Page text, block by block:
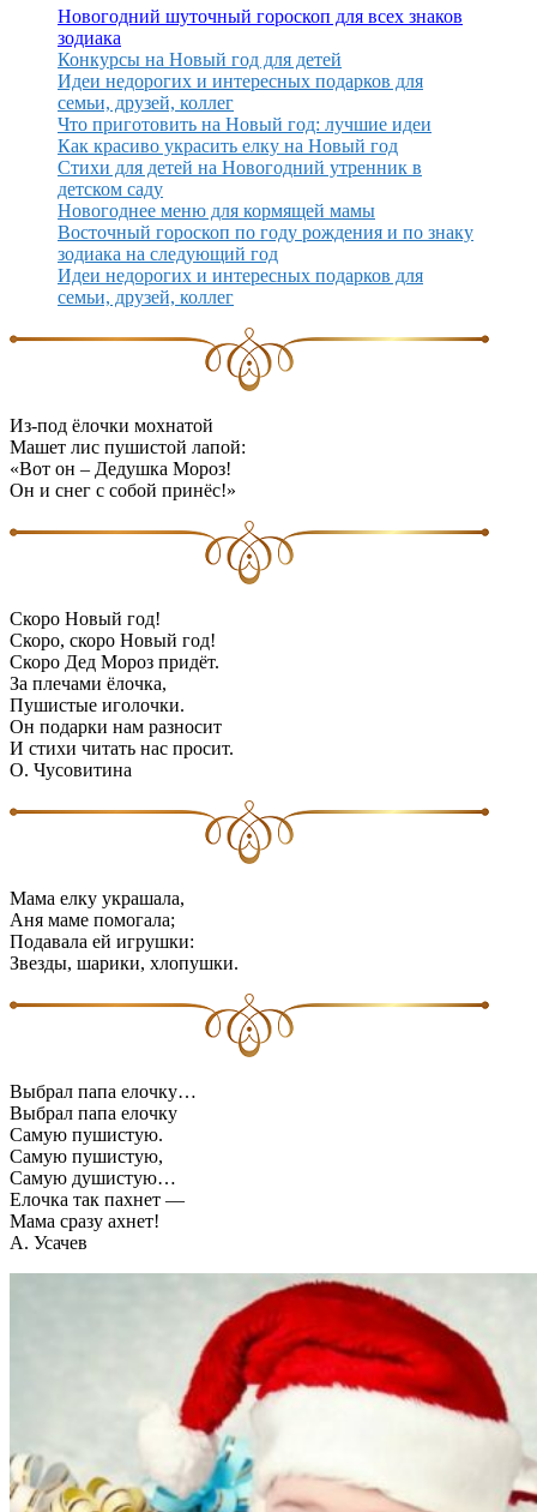
Новогодний шуточный гороскоп для всех знаков
зодиака
Конкурсы на Новый год для детей
Идеи недорогих и интересных подарков для
семьи, друзей, коллег
Что приготовить на Новый год: лучшие идеи
Как красиво украсить елку на Новый год
Стихи для детей на Новогодний утренник в
детском саду
Новогоднее меню для кормящей мамы
Восточный гороскоп по году рождения и по знаку
зодиака на следующий год
Идеи недорогих и интересных подарков для
семьи, друзей, коллег
Из-под ёлочки мохнатой
Машет лис пушистой лапой:
«Вот он – Дедушка Мороз!
Он и снег с собой принёс!»
Скоро Новый год!
Скоро, скоро Новый год!
Скоро Дед Мороз придёт.
За плечами ёлочка,
Пушистые иголочки.
Он подарки нам разносит
И стихи читать нас просит.
О. Чусовитина
Мама елку украшала,
Аня маме помогала;
Подавала ей игрушки:
Звезды, шарики, хлопушки.
Выбрал папа елочку…
Выбрал папа елочку
Самую пушистую.
Самую пушистую,
Самую душистую…
Елочка так пахнет —
Мама сразу ахнет!
А. Усачев